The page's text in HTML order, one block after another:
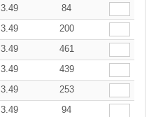
3.49
84
3.49
200
3.49
461
3.49
439
3.49
253
3.49
94